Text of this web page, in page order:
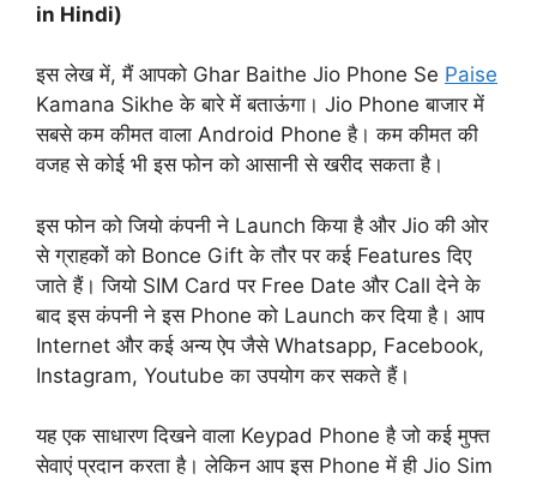
in Hindi)
इस लेख में, मैं आपको Ghar Baithe Jio Phone Se Paise
Kamana Sikhe के बारे में बताऊंगा। Jio Phone बाजार में
सबसे कम कीमत वाला Android Phone है। कम कीमत की
वजह से कोई भी इस फोन को आसानी से खरीद सकता है।
इस फोन को जियो कंपनी ने Launch किया है और Jio की ओर
से ग्राहकों को Bonce Gift के तौर पर कई Features दिए
जाते हैं। जियो SIM Card पर Free Date और Call देने के
बाद इस कंपनी ने इस Phone को Launch कर दिया है। आप
Internet और कई अन्य ऐप जैसे Whatsapp, Facebook,
Instagram, Youtube का उपयोग कर सकते हैं।
यह एक साधारण दिखने वाला Keypad Phone है जो कई मुफ्त
सेवाएं प्रदान करता है। लेकिन आप इस Phone में ही Jio Sim